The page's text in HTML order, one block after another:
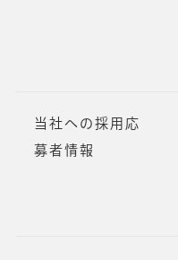
当社への採用応
募者情報